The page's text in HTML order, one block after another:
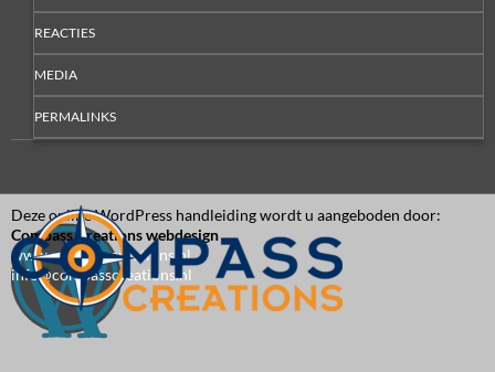
REACTIES
MEDIA
PERMALINKS
Deze online WordPress handleiding wordt u aangeboden door:
Compass Creations webdesign
www.compasscreations.nl
info@compasscreations.nl